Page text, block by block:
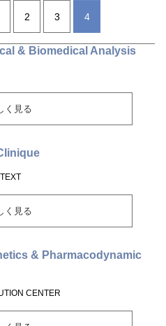
2 3 4
& Biomedical Analysis
く見る
く見る
& Pharmacodynamic
CENTER